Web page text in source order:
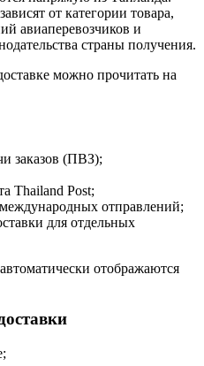
от категории товара,
авиаперевозчиков и
страны получения.
можно прочитать на
заказов (ПВЗ);
Thailand Post;
отправлений;
для отдельных
отображаются